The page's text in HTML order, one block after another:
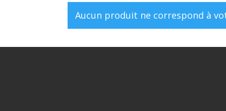
Aucun produit ne correspond à